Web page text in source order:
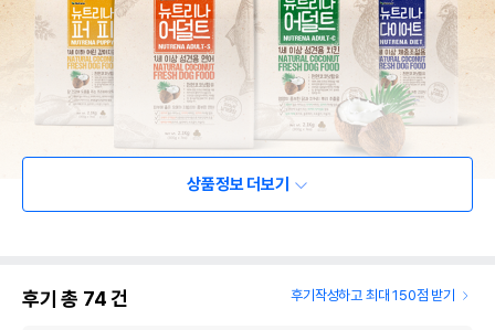
상품정보 더보기
후기 총 74건 후기작성하고 최대 150점 받기